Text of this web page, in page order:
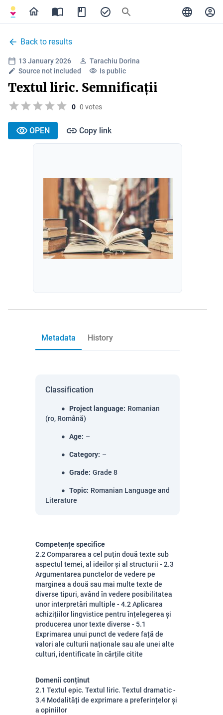
Back to results
13 January 2026
Tarachiu Dorina
Source not included
Is public
Textul liric. Semnificații
0 0 votes
OPEN Copy link
Metadata History
Classification
Project language: Romanian
(ro, Română)
Age: –
Category: –
Grade: Grade 8
Topic: Romanian Language and
Literature
Competențe specifice
2.2 Compararea a cel puțin două texte sub
aspectul temei, al ideilor și al structurii - 2.3
Argumentarea punctelor de vedere pe
marginea a două sau mai multe texte de
diverse tipuri, având în vedere posibilitatea
unor interpretări multiple - 4.2 Aplicarea
achizițiilor lingvistice pentru înțelegerea și
producerea unor texte diverse - 5.1
Exprimarea unui punct de vedere față de
valori ale culturii naționale sau ale unei alte
culturi, identificate în cărțile citite
Domenii conținut
2.1 Textul epic. Textul liric. Textul dramatic -
3.4 Modalități de exprimare a preferințelor și
a opiniilor